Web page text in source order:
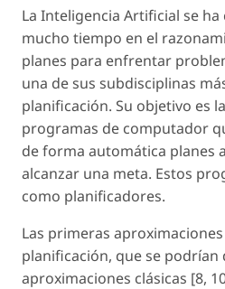
La Inteligencia Artificial se
mucho tiempo en el
planes para enfrentar
una de sus subdisciplinas
planificación. Su objetivo es
programas de computador
de forma automática planes
alcanzar una meta. Estos
como planificadores.
Las primeras
planificación, que se
aproximaciones clásicas [8,